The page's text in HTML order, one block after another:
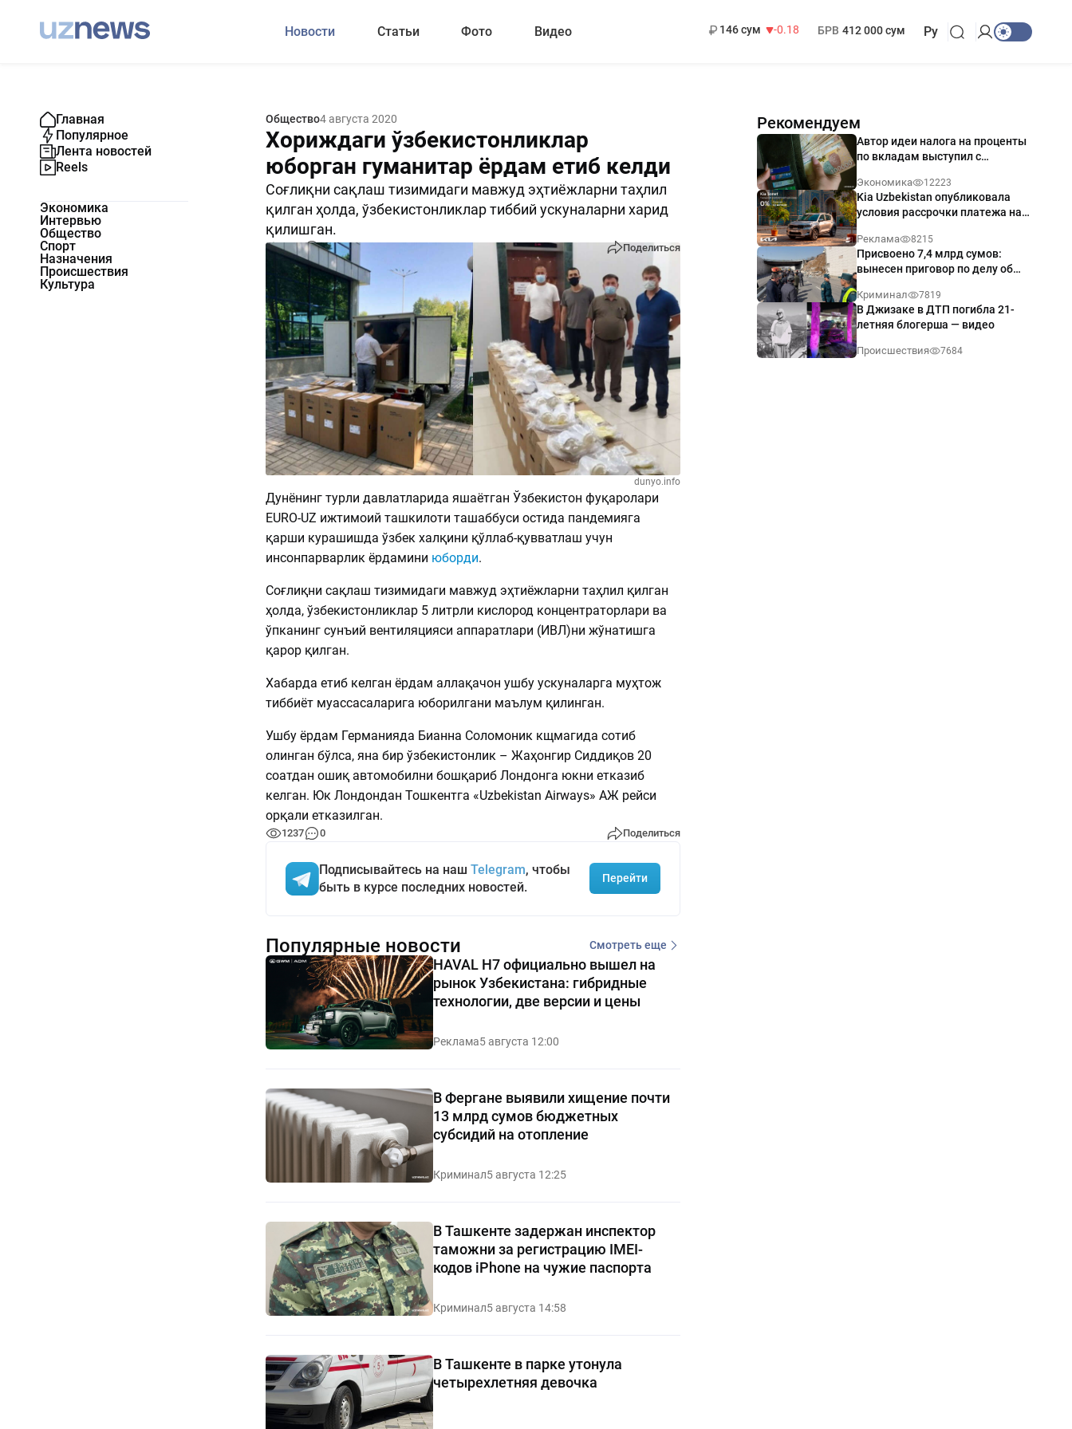
Новости Статьи Фото Видео
146 сум
-0.18
БРВ 412 000 сум Ру
Главная
Популярное
Лента новостей
Reels
Экономика
Интервью
Общество
Спорт
Назначения
Происшествия
Культура
Общество4 августа 2020
Хориждаги ўзбекистонликлар
юборган гуманитар ёрдам етиб келди
Соғлиқни сақлаш тизимидаги мавжуд эҳтиёжларни таҳлил
қилган ҳолда, ўзбекистонликлар тиббий ускуналарни харид
қилишган.
1237 0 Поделиться
dunyo.info
Дунёнинг турли давлатларида яшаётган Ўзбекистон фуқаролари
EURO-UZ ижтимоий ташкилоти ташаббуси остида пандемияга
қарши курашишда ўзбек халқини қўллаб-қувватлаш учун
инсонпарварлик ёрдамини юборди.
Соғлиқни сақлаш тизимидаги мавжуд эҳтиёжларни таҳлил қилган
ҳолда, ўзбекистонликлар 5 литрли кислород концентраторлари ва
ўпканинг сунъий вентиляцияси аппаратлари (ИВЛ)ни жўнатишга
қарор қилган.
Хабарда етиб келган ёрдам аллақачон ушбу ускуналарга муҳтож
тиббиёт муассасаларига юборилгани маълум қилинган.
Ушбу ёрдам Германияда Бианна Соломоник кщмагида сотиб
олинган бўлса, яна бир ўзбекистонлик – Жаҳонгир Сиддиқов 20
соатдан ошиқ автомобилни бошқариб Лондонга юкни етказиб
келган. Юк Лондондан Тошкентга «Uzbekistan Airways» АЖ рейси
орқали етказилган.
1237 0 Поделиться
Подписывайтесь на наш Telegram, чтобы
быть в курсе последних новостей.
Перейти
Рекомендуем
Автор идеи налога на проценты
по вкладам выступил с
Экономика 12223
Kia Uzbekistan опубликовала
условия рассрочки платежа на
годовых
Реклама 8215
Присвоено 7,4 млрд сумов:
вынесен приговор по делу об
Ташкенте
Криминал 7819
В Джизаке в ДТП погибла 21-
летняя блогерша — видео
Происшествия 7684
Популярные новости Смотреть еще
HAVAL H7 официально вышел на
рынок Узбекистана: гибридные
технологии, две версии и цены
Реклама5 августа 12:00
В Фергане выявили хищение почти
13 млрд сумов бюджетных
субсидий на отопление
Криминал5 августа 12:25
В Ташкенте задержан инспектор
таможни за регистрацию IMEI-
кодов iPhone на чужие паспорта
Криминал5 августа 14:58
В Ташкенте в парке утонула
четырехлетняя девочка